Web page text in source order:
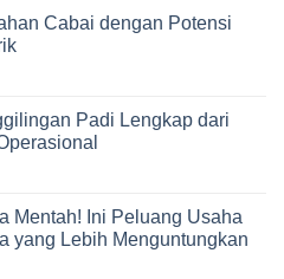
Cabai dengan Potensi
Padi Lengkap dari
Mentah! Ini Peluang Usaha
yang Lebih Menguntungkan